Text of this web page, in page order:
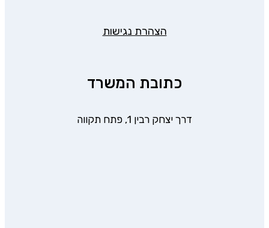
הצהרת נגישות
כתובת המשרד
דרך יצחק רבין 1, פתח תקווה